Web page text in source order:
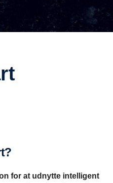
for at udnytte intelligent